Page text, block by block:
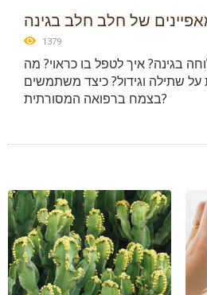
של חלב חלב בגינה
1379
בגינה? איך לטפל בו כראוי? מה
שתילה וגידול? כיצד משתמשים
בצמח ברפואה המסורתית?